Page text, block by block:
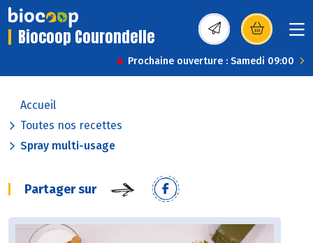
Biocoop Courondelle (s’ouvre dans une
Prochaine ouverture : Samedi 09:00
Accueil
Toutes nos recettes
Spray multi-usage
Partager sur